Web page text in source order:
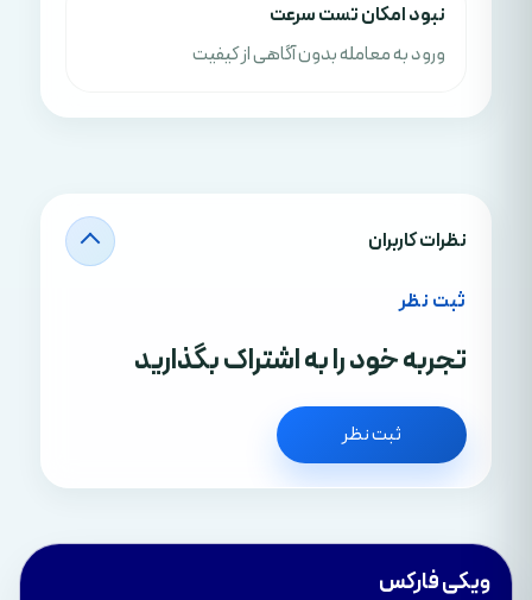
نبود امکان تست سرعت
ورود به معامله بدون آگاهی از کیفیت
نظرات کاربران
ثبت نظر
تجربه خود را به اشتراک بگذارید
ثبت نظر
ویکی فارکس